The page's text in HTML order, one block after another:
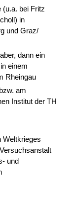
(u.a. bei Fritz
in
und Graz/
dann ein
einem
Rheingau
am
Institut der TH
Weltkrieges
und